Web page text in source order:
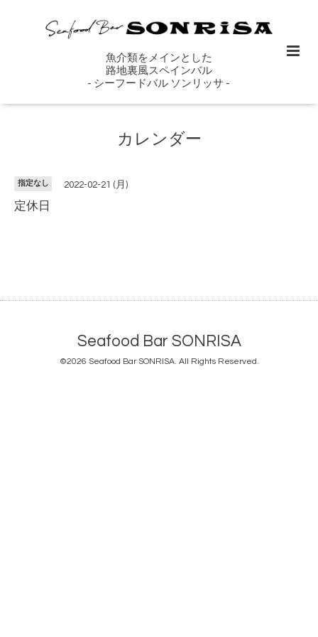
魚介類をメインとした
路地裏風スペインバル
- シーフードバル ソンリッサ -
カレンダー
指定なし 2022-02-21 (月)
定休日
Seafood Bar SONRISA
©2026 Seafood Bar SONRISA. All Rights Reserved.